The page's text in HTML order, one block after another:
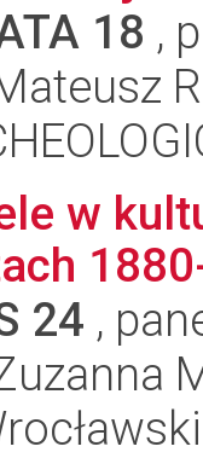
18 ,
w
24 ,